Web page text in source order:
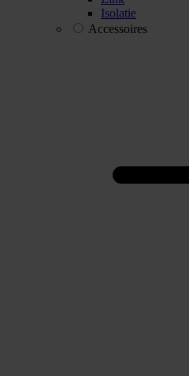
Isolatie
Accessoires